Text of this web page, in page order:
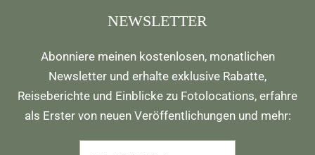
NEWSLETTER
Abonniere meinen kostenlosen, monatlichen
Newsletter und erhalte exklusive Rabatte,
Reiseberichte und Einblicke zu Fotolocations, erfahre
als Erster von neuen Veröffentlichungen und mehr: